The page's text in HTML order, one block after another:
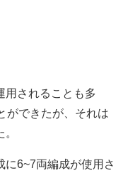
用されることも多
ができたが、それは
6~7両編成が使用さ